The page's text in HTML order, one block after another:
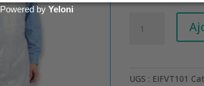
UGS : EIFVT101
Powered by Yeloni